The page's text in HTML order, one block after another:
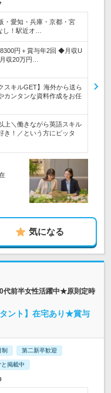
・愛知・兵庫・京都・宮
！駅近オ…
円＋賞与年2回 ◆月収U
収20万円…
スキルGET】海外から送ら
カンタンな資料作成をお任
上＼働きながら英語スキル
き！／という方にピッタ
気になる
代前半女性活躍中★原則定時
ント】在宅あり★賞与
第二新卒歓迎
掲載中